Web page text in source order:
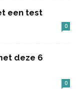
een test
0
deze 6
0